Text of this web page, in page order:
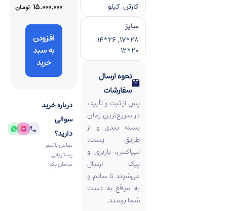
کارتن, کیلو
سایز
28*17, 26*14,
20*12
نحوه ارسال
سفارشات
پس از ثبت و تأیید،
در سریع‌ترین زمان
بسته‌ بندی و از
طریق پست،
تیپاکس، باربری و
پیک ارسال
می‌شوند تا سالم و
به‌ موقع به دست
شما برسند.
۱۵.۰۰۰.۰۰۰ تومان
افزودن
به سبد
خرید
درباره خرید
سوالی
دارید؟
تماس با تیم
پشتیبانی
سامان پک